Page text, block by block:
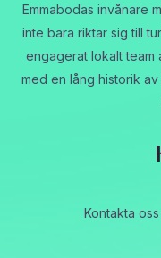
Emmabodas invånare
inte bara riktar sig till
engagerat lokalt team
med en lång historik
Kontakta